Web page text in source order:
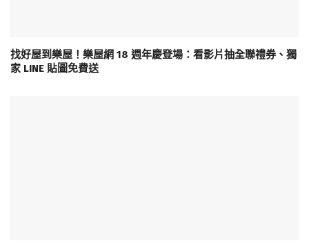
找好屋到樂屋！樂屋網 18 週年慶登場：看影片抽全聯禮券、獨
家 LINE 貼圖免費送